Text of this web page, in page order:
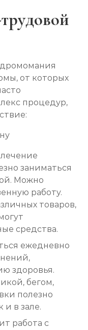
от которых
процедур,
заниматься
Можно
работу.
товаров,
средства.
ежедневно
здоровья.
бегом,
полезно
и в зале.
работа с